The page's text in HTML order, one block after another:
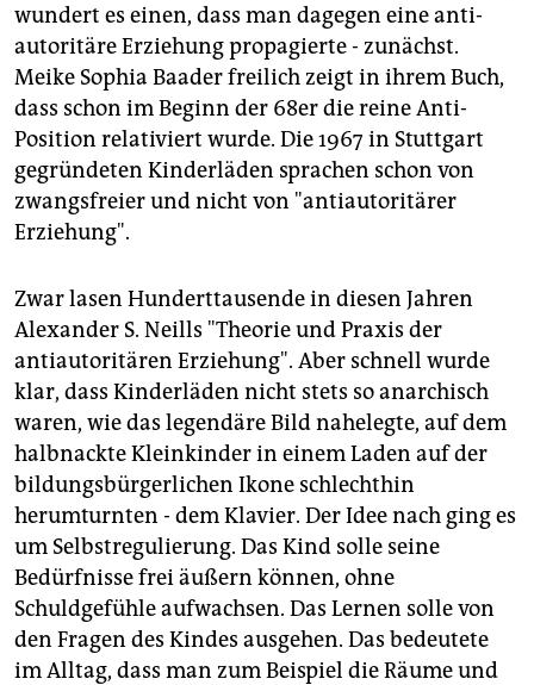
wundert es einen, dass man dagegen eine anti-
autoritäre Erziehung propagierte - zunächst.
Meike Sophia Baader freilich zeigt in ihrem Buch,
dass schon im Beginn der 68er die reine Anti-
Position relativiert wurde. Die 1967 in Stuttgart
gegründeten Kinderläden sprachen schon von
zwangsfreier und nicht von "antiautoritärer
Erziehung".
Zwar lasen Hunderttausende in diesen Jahren
Alexander S. Neills "Theorie und Praxis der
antiautoritären Erziehung". Aber schnell wurde
klar, dass Kinderläden nicht stets so anarchisch
waren, wie das legendäre Bild nahelegte, auf dem
halbnackte Kleinkinder in einem Laden auf der
bildungsbürgerlichen Ikone schlechthin
herumturnten - dem Klavier. Der Idee nach ging es
um Selbstregulierung. Das Kind solle seine
Bedürfnisse frei äußern können, ohne
Schuldgefühle aufwachsen. Das Lernen solle von
den Fragen des Kindes ausgehen. Das bedeutete
im Alltag, dass man zum Beispiel die Räume und